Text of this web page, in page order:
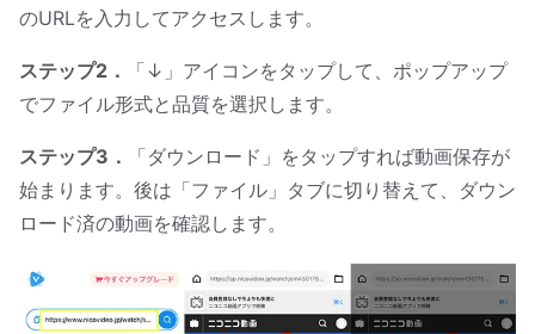
のURLを入力してアクセスします。
ステップ2．
「↓」アイコンをタップして、ポップアップ
でファイル形式と品質を選択します。
ステップ3．
「ダウンロード」をタップすれば動画保存が
始まります。後は「ファイル」タブに切り替えて、ダウン
ロード済の動画を確認します。